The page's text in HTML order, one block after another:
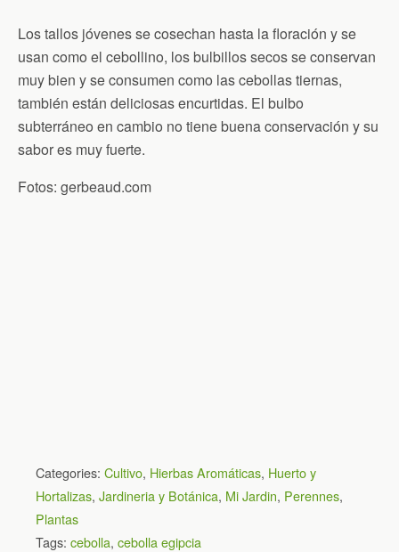
Los tallos jóvenes se cosechan hasta la floración y se
usan como el cebollino, los bulbillos secos se conservan
muy bien y se consumen como las cebollas tiernas,
también están deliciosas encurtidas. El bulbo
subterráneo en cambio no tiene buena conservación y su
sabor es muy fuerte.
Fotos: gerbeaud.com
Categories: Cultivo, Hierbas Aromáticas, Huerto y
Hortalizas, Jardineria y Botánica, Mi Jardin, Perennes,
Plantas
Tags: cebolla, cebolla egipcia